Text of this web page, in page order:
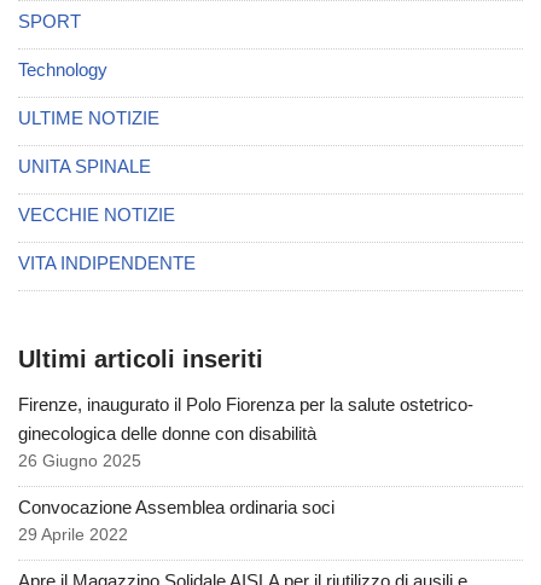
SPORT
Technology
ULTIME NOTIZIE
UNITA SPINALE
VECCHIE NOTIZIE
VITA INDIPENDENTE
Ultimi articoli inseriti
Firenze, inaugurato il Polo Fiorenza per la salute ostetrico-
ginecologica delle donne con disabilità
26 Giugno 2025
Convocazione Assemblea ordinaria soci
29 Aprile 2022
Apre il Magazzino Solidale AISLA per il riutilizzo di ausili e